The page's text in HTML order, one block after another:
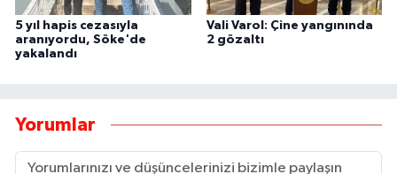
5 yıl hapis cezasıyla
aranıyordu, Söke'de
yakalandı
Vali Varol: Çine yangınında
2 gözaltı
Yorumlar